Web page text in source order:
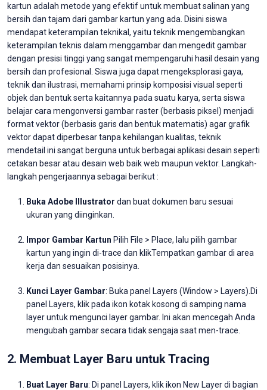
kartun adalah metode yang efektif untuk membuat salinan yang
bersih dan tajam dari gambar kartun yang ada. Disini siswa
mendapat keterampilan teknikal, yaitu teknik mengembangkan
keterampilan teknis dalam menggambar dan mengedit gambar
dengan presisi tinggi yang sangat mempengaruhi hasil desain yang
bersih dan profesional. Siswa juga dapat mengeksplorasi gaya,
teknik dan ilustrasi, memahami prinsip komposisi visual seperti
objek dan bentuk serta kaitannya pada suatu karya, serta siswa
belajar cara mengonversi gambar raster (berbasis piksel) menjadi
format vektor (berbasis garis dan bentuk matematis) agar grafik
vektor dapat diperbesar tanpa kehilangan kualitas, teknik
mendetail ini sangat berguna untuk berbagai aplikasi desain seperti
cetakan besar atau desain web baik web maupun vektor. Langkah-
langkah pengerjaannya sebagai berikut :
Buka Adobe Illustrator dan buat dokumen baru sesuai
ukuran yang diinginkan.
Impor Gambar Kartun Pilih File > Place, lalu pilih gambar
kartun yang ingin di-trace dan klikTempatkan gambar di area
kerja dan sesuaikan posisinya.
Kunci Layer Gambar: Buka panel Layers (Window > Layers).Di
panel Layers, klik pada ikon kotak kosong di samping nama
layer untuk mengunci layer gambar. Ini akan mencegah Anda
mengubah gambar secara tidak sengaja saat men-trace.
2. Membuat Layer Baru untuk Tracing
Buat Layer Baru: Di panel Layers, klik ikon New Layer di bagian